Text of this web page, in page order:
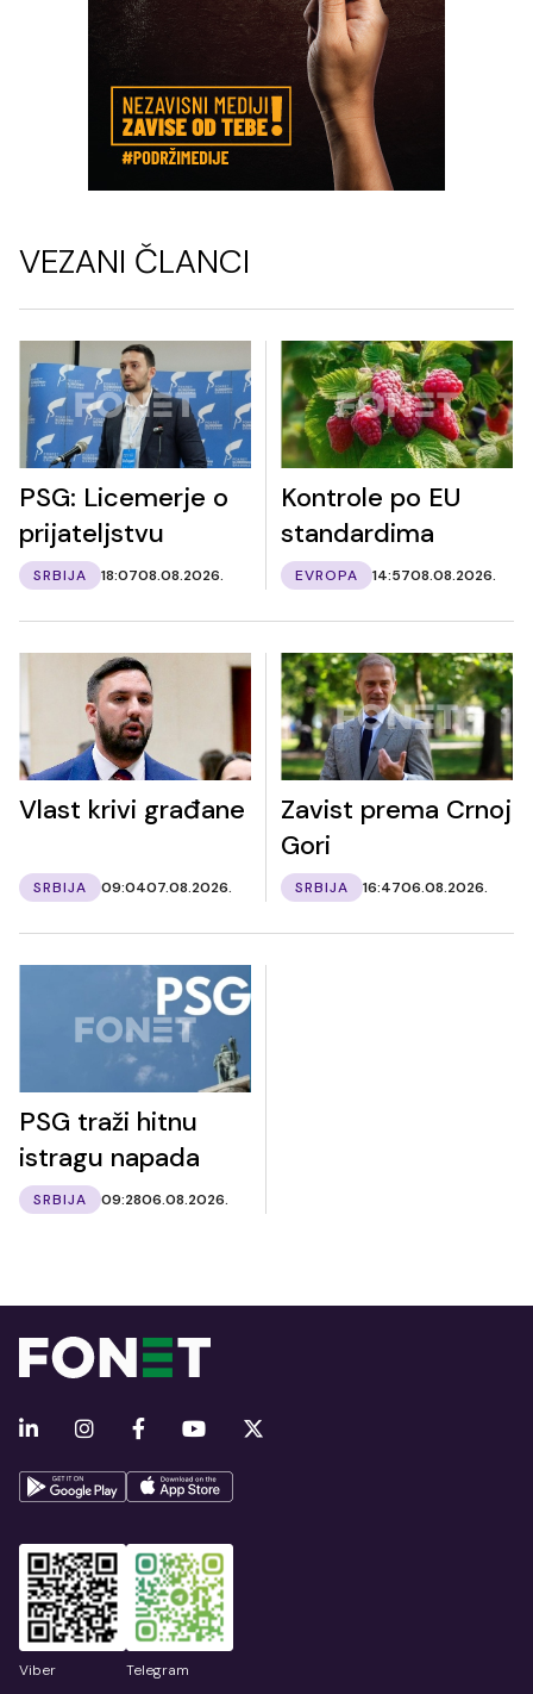
VEZANI ČLANCI
PSG: Licemerje o
prijateljstvu
SRBIJA 18:0708.08.2026.
Kontrole po EU
standardima
EVROPA 14:5708.08.2026.
Vlast krivi građane
SRBIJA 09:0407.08.2026.
Zavist prema Crnoj
Gori
SRBIJA 16:4706.08.2026.
PSG traži hitnu
istragu napada
SRBIJA 09:2806.08.2026.
Viber Telegram